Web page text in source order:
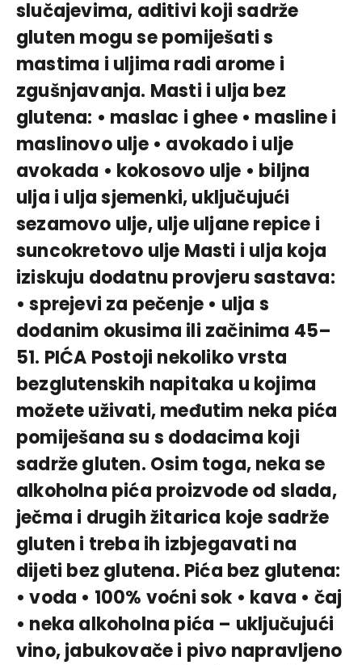
slučajevima, aditivi koji sadrže
gluten mogu se pomiješati s
mastima i uljima radi arome i
zgušnjavanja. Masti i ulja bez
glutena: • maslac i ghee • masline i
maslinovo ulje • avokado i ulje
avokada • kokosovo ulje • biljna
ulja i ulja sjemenki, uključujući
sezamovo ulje, ulje uljane repice i
suncokretovo ulje Masti i ulja koja
iziskuju dodatnu provjeru sastava:
• sprejevi za pečenje • ulja s
dodanim okusima ili začinima 45–
51. PIĆA Postoji nekoliko vrsta
bezglutenskih napitaka u kojima
možete uživati, međutim neka pića
pomiješana su s dodacima koji
sadrže gluten. Osim toga, neka se
alkoholna pića proizvode od slada,
ječma i drugih žitarica koje sadrže
gluten i treba ih izbjegavati na
dijeti bez glutena. Pića bez glutena:
• voda • 100% voćni sok • kava • čaj
• neka alkoholna pića – uključujući
vino, jabukovače i pivo napravljeno